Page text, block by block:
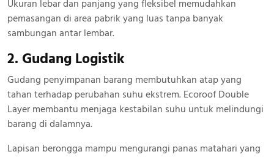
Ukuran lebar dan panjang yang fleksibel memudahkan
pemasangan di area pabrik yang luas tanpa banyak
sambungan antar lembar.
2. Gudang Logistik
Gudang penyimpanan barang membutuhkan atap yang
tahan terhadap perubahan suhu ekstrem. Ecoroof Double
Layer membantu menjaga kestabilan suhu untuk melindungi
barang di dalamnya.
Lapisan berongga mampu mengurangi panas matahari yang